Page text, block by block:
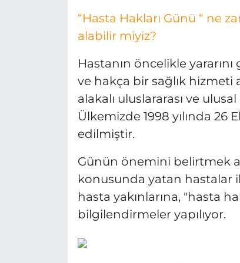
“Hasta Hakları Günü “ ne
alabilir miyiz?
Hastanın öncelikle
ve hakça bir sağlık hizmeti
alakalı uluslararası ve
Ülkemizde 1998 yılında 26
edilmiştir.
Günün önemini belirtmek
konusunda yatan hastalar
hasta yakınlarına, "hasta
bilgilendirmeler yapılıyor.